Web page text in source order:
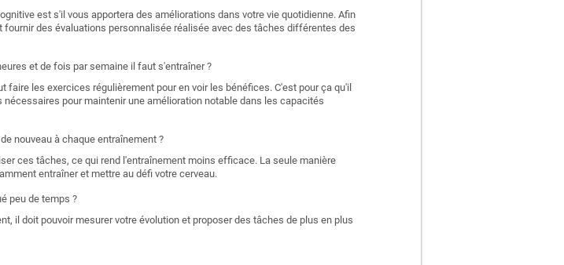
est s'il vous apportera des améliorations dans votre vie quotidienne. Afin
des évaluations personnalisée réalisée avec des tâches différentes des
et de fois par semaine il faut s'entraîner ?
les exercices régulièrement pour en voir les bénéfices. C'est pour ça qu'il
pour maintenir une amélioration notable dans les capacités
nouveau à chaque entraînement ?
ces tâches, ce qui rend l'entraînement moins efficace. La seule manière
entraîner et mettre au défi votre cerveau.
peu de temps ?
il doit pouvoir mesurer votre évolution et proposer des tâches de plus en plus